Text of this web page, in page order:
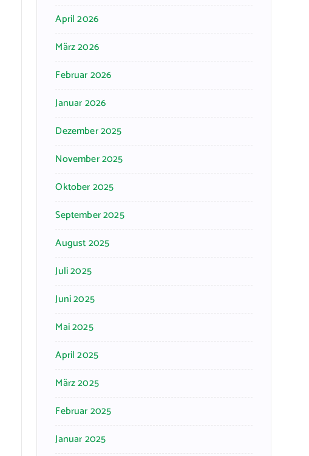
April 2026
März 2026
Februar 2026
Januar 2026
Dezember 2025
November 2025
Oktober 2025
September 2025
August 2025
Juli 2025
Juni 2025
Mai 2025
April 2025
März 2025
Februar 2025
Januar 2025